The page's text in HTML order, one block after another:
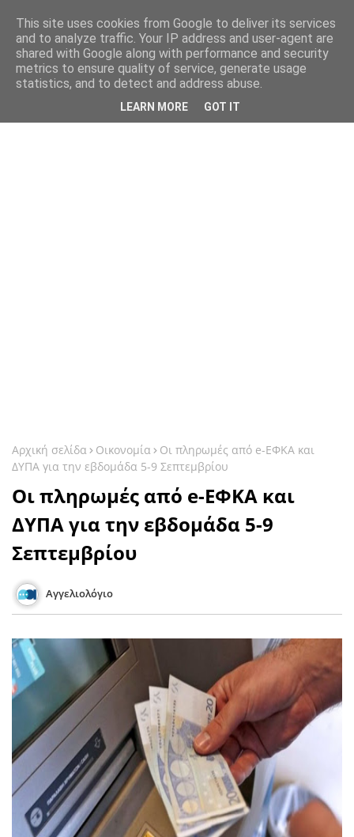
Αρχική σελίδα Οικονομία
Οι πληρωμές από e-ΕΦΚΑ και
ΔΥΠΑ για την εβδομάδα 5-9 Σεπτεμβρίου
Οι πληρωμές από e-ΕΦΚΑ και
ΔΥΠΑ για την εβδομάδα 5-9
Σεπτεμβρίου
Αγγελιολόγιο
This site uses cookies from Google to deliver its services
and to analyze traffic. Your IP address and user-agent are
shared with Google along with performance and security
metrics to ensure quality of service, generate usage
statistics, and to detect and address abuse.
LEARN MORE GOT IT